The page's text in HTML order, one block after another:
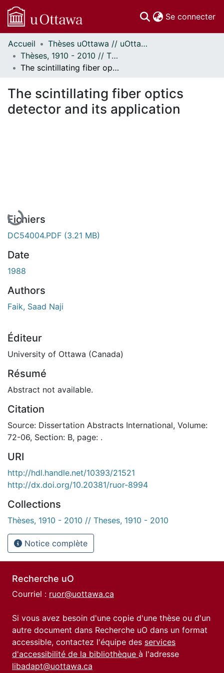
Se connecter
Communautés
et collections
Parcourir
À propos
Accueil
Thèses uOttawa // uOttawa Theses
Thèses, 1910 - 2010 // Theses, 1910 - 2010
The scintillating fiber optics detector and its application
The scintillating fiber optics
detector and its application
Fichiers
DC54004.PDF (3.21 MB)
Date
1988
Authors
Faik, Saad Naji
Éditeur
University of Ottawa (Canada)
Résumé
Abstract not available.
Citation
Source: Dissertation Abstracts International, Volume:
72-06, Section: B, page: .
URI
http://hdl.handle.net/10393/21521
http://dx.doi.org/10.20381/ruor-8994
Collections
Thèses, 1910 - 2010 // Theses, 1910 - 2010
Notice complète
Recherche uO
Courriel : ruor@uottawa.ca
Si vous avez besoin d'une copie d'une thèse ou d'un
autre document dans Recherche uO dans un format
accessible, contactez l'équipe des services
d'accessibilité de la bibliothèque à l'adresse
libadapt@uottawa.ca